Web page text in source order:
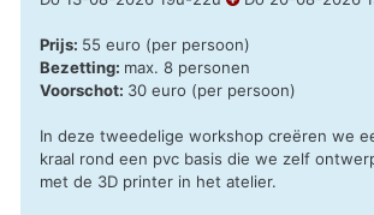
Prijs: 55 euro (per persoon)
Bezetting: max. 8 personen
Voorschot: 30 euro (per persoon)
In deze tweedelige workshop creëren we
kraal rond een pvc basis die we zelf
met de 3D printer in het atelier.